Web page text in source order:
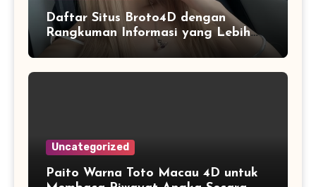
Daftar Situs Broto4D dengan
Rangkuman Informasi yang Lebih
Jelas
Uncategorized
Paito Warna Toto Macau 4D untuk